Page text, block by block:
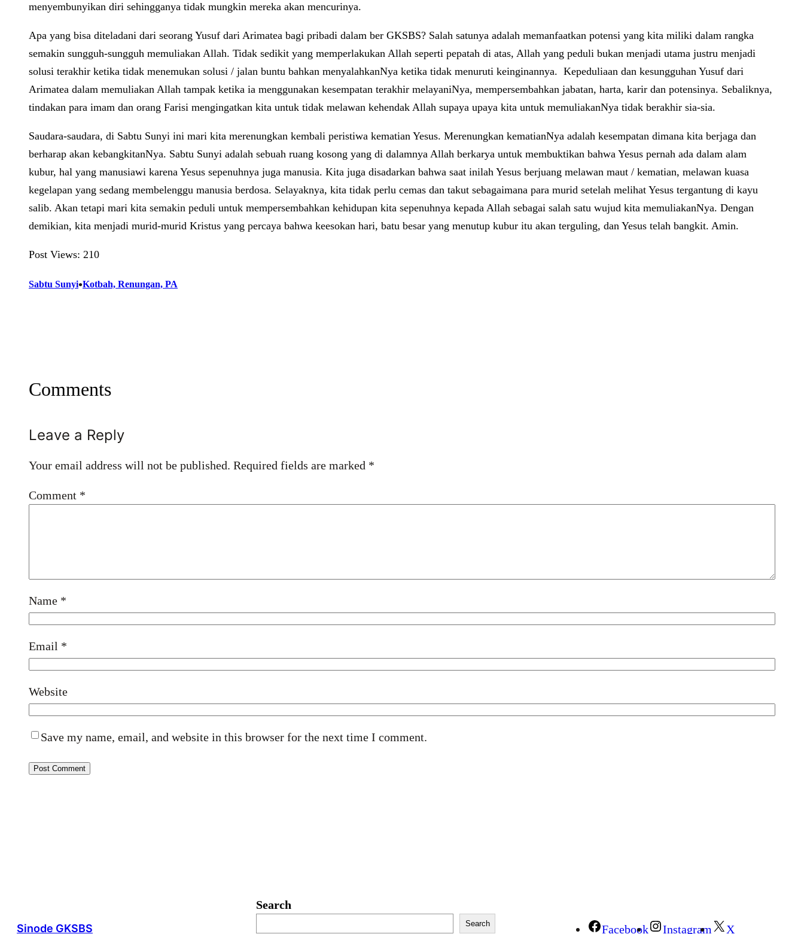
menyembunyikan diri sehingganya tidak mungkin mereka akan mencurinya.
Apa yang bisa diteladani dari seorang Yusuf dari Arimatea bagi pribadi dalam ber GKSBS? Salah satunya adalah memanfaatkan potensi yang kita miliki dalam rangka
semakin sungguh-sungguh memuliakan Allah. Tidak sedikit yang memperlakukan Allah seperti pepatah di atas, Allah yang peduli bukan menjadi utama justru menjadi
solusi terakhir ketika tidak menemukan solusi / jalan buntu bahkan menyalahkanNya ketika tidak menuruti keinginannya. Kepeduliaan dan kesungguhan Yusuf dari
Arimatea dalam memuliakan Allah tampak ketika ia menggunakan kesempatan terakhir melayaniNya, mempersembahkan jabatan, harta, karir dan potensinya. Sebaliknya,
tindakan para imam dan orang Farisi mengingatkan kita untuk tidak melawan kehendak Allah supaya upaya kita untuk memuliakanNya tidak berakhir sia-sia.
Saudara-saudara, di Sabtu Sunyi ini mari kita merenungkan kembali peristiwa kematian Yesus. Merenungkan kematianNya adalah kesempatan dimana kita berjaga dan
berharap akan kebangkitanNya. Sabtu Sunyi adalah sebuah ruang kosong yang di dalamnya Allah berkarya untuk membuktikan bahwa Yesus pernah ada dalam alam
kubur, hal yang manusiawi karena Yesus sepenuhnya juga manusia. Kita juga disadarkan bahwa saat inilah Yesus berjuang melawan maut / kematian, melawan kuasa
kegelapan yang sedang membelenggu manusia berdosa. Selayaknya, kita tidak perlu cemas dan takut sebagaimana para murid setelah melihat Yesus tergantung di kayu
salib. Akan tetapi mari kita semakin peduli untuk mempersembahkan kehidupan kita sepenuhnya kepada Allah sebagai salah satu wujud kita memuliakanNya. Dengan
demikian, kita menjadi murid-murid Kristus yang percaya bahwa keesokan hari, batu besar yang menutup kubur itu akan terguling, dan Yesus telah bangkit. Amin.
Post Views: 210
Sabtu Sunyi•Kotbah, Renungan, PA
Comments
Leave a Reply
Your email address will not be published. Required fields are marked *
Comment *
Name *
Email *
Website
Save my name, email, and website in this browser for the next time I comment.
Sinode GKSBS
Search
Search Facebook Instagram X